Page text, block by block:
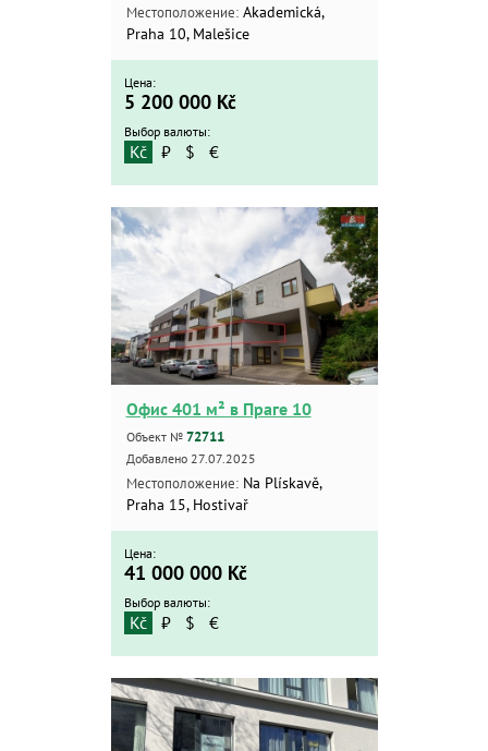
Местоположение:Akademická,
Praha 10, Malešice
Цена:
5 200 000 Kč
Выбор валюты:
Kč ₽ $ €
Офис 401 м² в Праге 10
Объект № 72711
Добавлено 27.07.2025
Местоположение:Na Plískavě,
Praha 15, Hostivař
Цена:
41 000 000 Kč
Выбор валюты:
Kč ₽ $ €